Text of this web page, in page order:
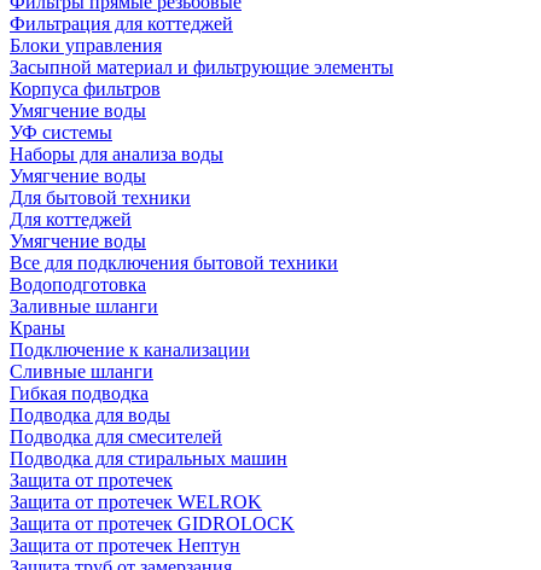
Фильтрация для коттеджей
Блоки управления
Засыпной материал и фильтрующие элементы
Корпуса фильтров
Умягчение воды
УФ системы
Наборы для анализа воды
Умягчение воды
Для бытовой техники
Для коттеджей
Умягчение воды
Все для подключения бытовой техники
Водоподготовка
Заливные шланги
Краны
Подключение к канализации
Сливные шланги
Гибкая подводка
Подводка для воды
Подводка для смесителей
Подводка для стиральных машин
Защита от протечек
Защита от протечек WELROK
Защита от протечек GIDROLOCK
Защита от протечек Нептун